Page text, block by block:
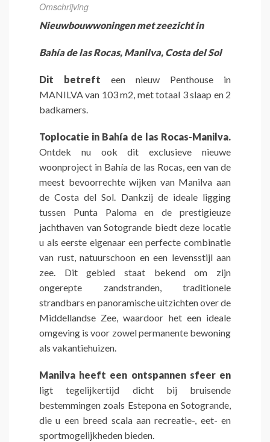
Omschrijving
Nieuwbouwwoningen met zeezicht in
Bahía de las Rocas, Manilva, Costa del Sol
Dit betreft een nieuw Penthouse in
MANILVA van 103 m2, met totaal 3 slaap en 2
badkamers.
Toplocatie in Bahía de las Rocas-Manilva.
Ontdek nu ook dit exclusieve nieuwe
woonproject in Bahía de las Rocas, een van de
meest bevoorrechte wijken van Manilva aan
de Costa del Sol. Dankzij de ideale ligging
tussen Punta Paloma en de prestigieuze
jachthaven van Sotogrande biedt deze locatie
u als eerste eigenaar een perfecte combinatie
van rust, natuurschoon en een levensstijl aan
zee. Dit gebied staat bekend om zijn
ongerepte zandstranden, traditionele
strandbars en panoramische uitzichten over de
Middellandse Zee, waardoor het een ideale
omgeving is voor zowel permanente bewoning
als vakantiehuizen.
Manilva heeft een ontspannen sfeer en
ligt tegelijkertijd dicht bij bruisende
bestemmingen zoals Estepona en Sotogrande,
die u een breed scala aan recreatie-, eet- en
sportmogelijkheden bieden.